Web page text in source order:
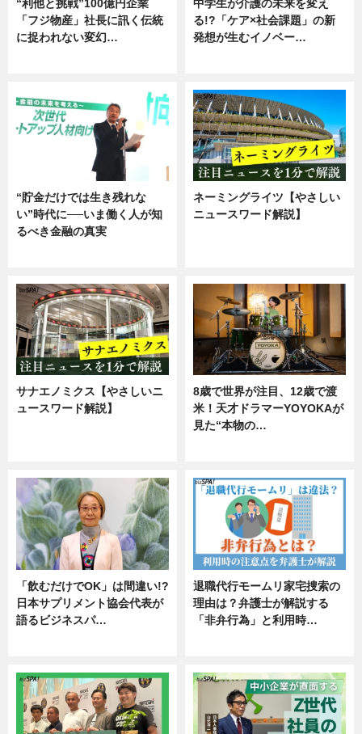
“利他と挑戦”100億円企業
「フジ物産」社長に訊く伝統
に捉われない変幻…
中学生が介護の未来を変え
る!?「ケア×社会課題」の新
発想が生むイノベー…
“貯金だけでは生き残れな
い”時代に──いま働く人が知
るべき金融の真実
ネーミングライツ【やさしい
ニュースワード解説】
サナエノミクス【やさしいニ
ュースワード解説】
8歳で世界が注目、12歳で渡
米！天才ドラマーYOYOKAが
見た“本物の…
「飲むだけでOK」は間違い!?
日本サプリメント協会代表が
語るビジネスパ…
退職代行モームリ家宅捜索の
理由は？弁護士が解説する
「非弁行為」と利用時…